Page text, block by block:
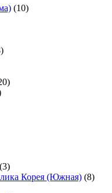
(10)
(3)
Корея (Южная) (8)